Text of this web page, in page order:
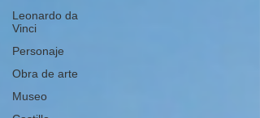
Leonardo da
Vinci
Personaje
Obra de arte
Museo